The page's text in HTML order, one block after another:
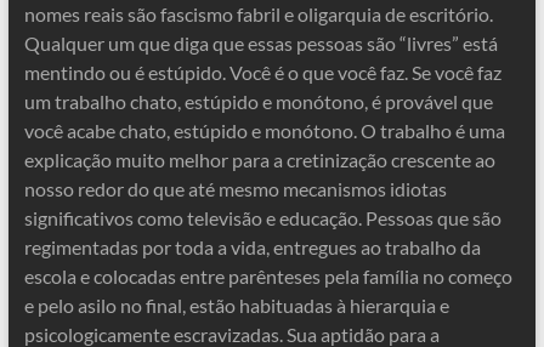
nomes reais são fascismo fabril e oligarquia de escritório.
Qualquer um que diga que essas pessoas são “livres” está
mentindo ou é estúpido. Você é o que você faz. Se você faz
um trabalho chato, estúpido e monótono, é provável que
você acabe chato, estúpido e monótono. O trabalho é uma
explicação muito melhor para a cretinização crescente ao
nosso redor do que até mesmo mecanismos idiotas
significativos como televisão e educação. Pessoas que são
regimentadas por toda a vida, entregues ao trabalho da
escola e colocadas entre parênteses pela família no começo
e pelo asilo no final, estão habituadas à hierarquia e
psicologicamente escravizadas. Sua aptidão para a